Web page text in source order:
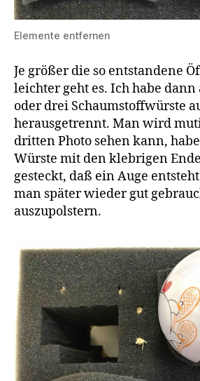
Elemente entfernen
Je größer die so entstandene
leichter geht es. Ich habe
oder drei Schaumstoffwürste
herausgetrennt. Man wird
dritten Photo sehen kann,
Würste mit den klebrigen
gesteckt, daß ein Auge
man später wieder gut
auszupolstern.